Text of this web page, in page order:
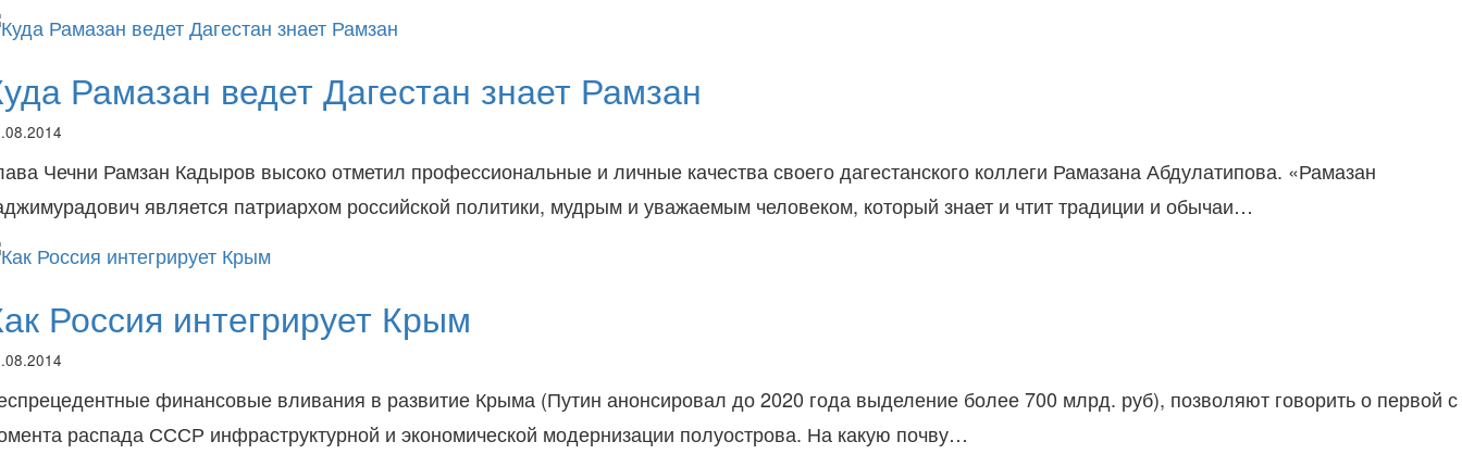
Рамазан ведет Дагестан знает Рамзан
Чечни Рамзан Кадыров высоко отметил профессиональные и личные качества своего дагестанского коллеги Рамазана Абдулатипова. «Рамазан
является патриархом российской политики, мудрым и уважаемым человеком, который знает и чтит традиции и обычаи…
Россия интегрирует Крым
финансовые вливания в развитие Крыма (Путин анонсировал до 2020 года выделение более 700 млрд. руб), позволяют говорить о первой с
распада СССР инфраструктурной и экономической модернизации полуострова. На какую почву…